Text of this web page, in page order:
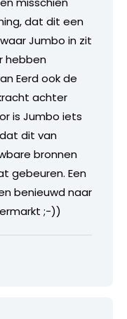
dat dit een
Jumbo in zit
hebben
Eerd ook de
achter
is Jumbo iets
dit van
bronnen
gebeuren. Een
benieuwd naar
;-))